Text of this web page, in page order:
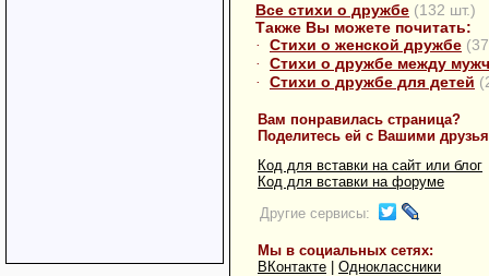
Все стихи о дружбе (132 шт.)
Также Вы можете почитать:
· Стихи о женской дружбе
· Стихи о дружбе между
· Стихи о дружбе для детей
Вам понравилась страница?
Поделитесь ей с Вашими
Код для вставки на сайт или блог
Код для вставки на форуме
Другие сервисы:
Мы в социальных сетях:
ВКонтакте
Одноклассники